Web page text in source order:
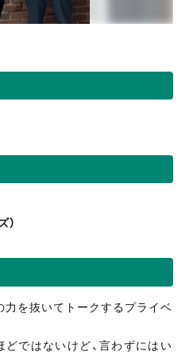
）
を抜いてトークするプライベ
ではないけど、言わずにはい